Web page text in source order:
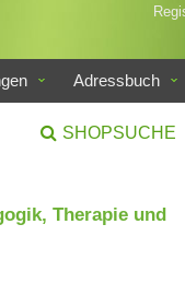
Adressbuch
SHOPSUCHE
Therapie und